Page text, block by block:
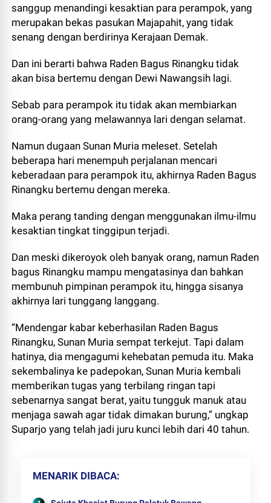
sanggup menandingi kesaktian para perampok, yang
merupakan bekas pasukan Majapahit, yang tidak
senang dengan berdirinya Kerajaan Demak.
Dan ini berarti bahwa Raden Bagus Rinangku tidak
akan bisa bertemu dengan Dewi Nawangsih lagi.
Sebab para perampok itu tidak akan membiarkan
orang-orang yang melawannya lari dengan selamat.
Namun dugaan Sunan Muria meleset. Setelah
beberapa hari menempuh perjalanan mencari
keberadaan para perampok itu, akhirnya Raden Bagus
Rinangku bertemu dengan mereka.
Maka perang tanding dengan menggunakan ilmu-ilmu
kesaktian tingkat tinggipun terjadi.
Dan meski dikeroyok oleh banyak orang, namun Raden
bagus Rinangku mampu mengatasinya dan bahkan
membunuh pimpinan perampok itu, hingga sisanya
akhirnya lari tunggang langgang.
“Mendengar kabar keberhasilan Raden Bagus
Rinangku, Sunan Muria sempat terkejut. Tapi dalam
hatinya, dia mengagumi kehebatan pemuda itu. Maka
sekembalinya ke padepokan, Sunan Muria kembali
memberikan tugas yang terbilang ringan tapi
sebenarnya sangat berat, yaitu tungguk manuk atau
menjaga sawah agar tidak dimakan burung,” ungkap
Suparjo yang telah jadi juru kunci lebih dari 40 tahun.
MENARIK DIBACA